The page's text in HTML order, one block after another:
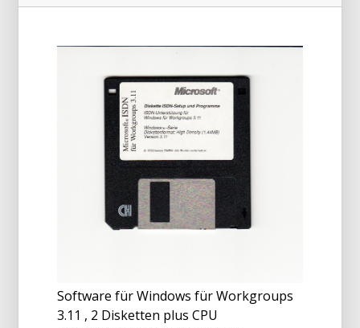
Software für Windows für Workgroups
3.11 , 2 Disketten plus CPU